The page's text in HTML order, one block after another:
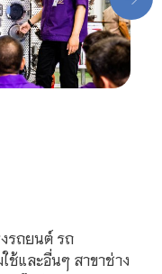
รถยนต์ รถ
ช้และอื่นๆ สาขาช่าง